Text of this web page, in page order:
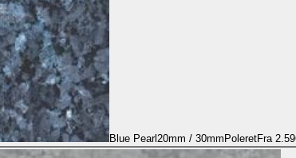
Blue Pearl 20mm / 30mm PoleretFra